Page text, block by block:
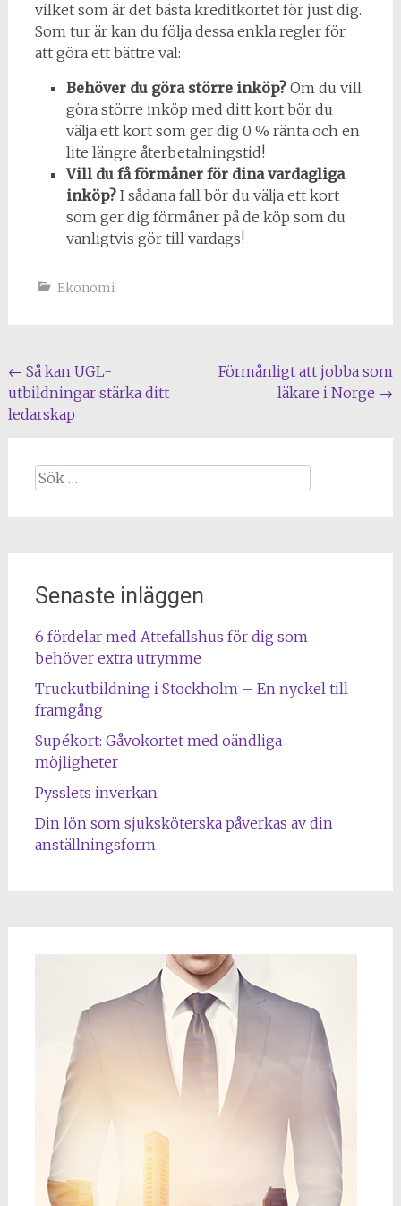
vilket som är det bästa kreditkortet för just dig.
Som tur är kan du följa dessa enkla regler för
att göra ett bättre val:
Behöver du göra större inköp?Om du vill
göra större inköp med ditt kort bör du
välja ett kort som ger dig 0 % ränta och en
lite längre återbetalningstid!
Vill du få förmåner för dina vardagliga
inköp?I sådana fall bör du välja ett kort
som ger dig förmåner på de köp som du
vanligtvis gör till vardags!
Ekonomi
Inläggsnavigering
← Så kan UGL-
utbildningar stärka ditt
ledarskap
Förmånligt att jobba som
läkare i Norge →
Sök
Senaste inläggen
6 fördelar med Attefallshus för dig som
behöver extra utrymme
Truckutbildning i Stockholm – En nyckel till
framgång
Supékort: Gåvokortet med oändliga
möjligheter
Pysslets inverkan
Din lön som sjuksköterska påverkas av din
anställningsform